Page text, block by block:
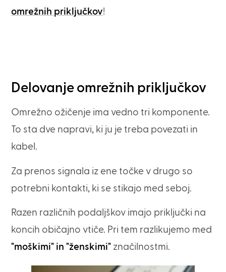
omrežnih priključkov!
Delovanje omrežnih priključkov
Omrežno ožičenje ima vedno tri komponente.
To sta dve napravi, ki ju je treba povezati in
kabel.
Za prenos signala iz ene točke v drugo so
potrebni kontakti, ki se stikajo med seboj.
Razen različnih podaljškov imajo priključki na
koncih običajno vtiče. Pri tem razlikujemo med
"moškimi" in "ženskimi" značilnostmi.